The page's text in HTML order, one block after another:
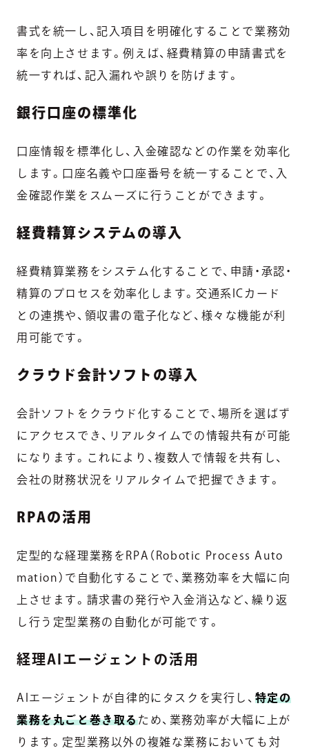
書式を統一し、記入項目を明確化することで業務効
率を向上させます。例えば、経費精算の申請書式を
統一すれば、記入漏れや誤りを防げます。
銀行口座の標準化
口座情報を標準化し、入金確認などの作業を効率化
します。口座名義や口座番号を統一することで、入
金確認作業をスムーズに行うことができます。
経費精算システムの導入
経費精算業務をシステム化することで、申請・承認・
精算のプロセスを効率化します。交通系ICカード
との連携や、領収書の電子化など、様々な機能が利
用可能です。
クラウド会計ソフトの導入
会計ソフトをクラウド化することで、場所を選ばず
にアクセスでき、リアルタイムでの情報共有が可能
になります。これにより、複数人で情報を共有し、
会社の財務状況をリアルタイムで把握できます。
RPAの活用
定型的な経理業務をRPA（Robotic Process Auto
mation）で自動化することで、業務効率を大幅に向
上させます。請求書の発行や入金消込など、繰り返
し行う定型業務の自動化が可能です。
経理AIエージェントの活用
AIエージェントが自律的にタスクを実行し、 特定の
業務を丸ごと巻き取るため、業務効率が大幅に上が
ります。定型業務以外の複雑な業務においても対